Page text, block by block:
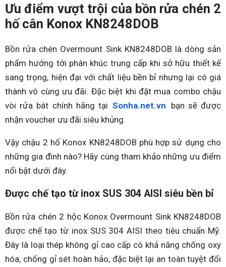
Ưu điểm vượt trội của bồn rửa chén 2
hố cân Konox KN8248DOB
Bồn rửa chén Overmount Sink KN8248DOB là dòng sản
phẩm hướng tới phân khúc trung cấp khi sở hữu thiết kế
sang trọng, hiện đại với chất liệu bền bỉ nhưng lại có giá
thành vô cùng ưu đãi. Đặc biệt khi đặt mua combo chậu
vòi rửa bát chính hãng tại Sonha.net.vn bạn sẽ được
nhận voucher ưu đãi siêu khủng.
Vậy chậu 2 hố Konox KN8248DOB phù hợp sử dụng cho
những gia đình nào? Hãy cùng tham khảo những ưu điểm
nổi bật dưới đây.
Được chế tạo từ inox SUS 304 AISI siêu bền bỉ
Bồn rửa chén 2 hộc Konox Overmount Sink KN8248DOB
được chế tạo từ inox SUS 304 AISI theo tiêu chuẩn Mỹ.
Đây là loại thép không gỉ cao cấp có khả năng chống oxy
hóa, chống gỉ sét hoàn hảo, đặc biệt lại an toàn tuyệt đối